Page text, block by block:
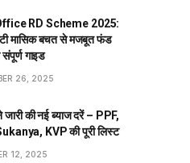
RD Scheme 2025:
मासिक बचत से मजबूत फंड
गाइड
26, 2025
जारी की नई ब्याज दरें – PPF,
KVP की पूरी लिस्ट
12, 2025